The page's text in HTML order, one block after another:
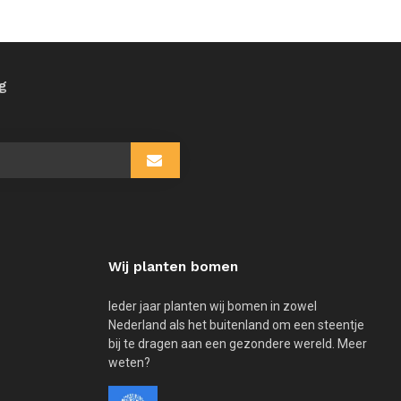
Wij planten bomen
Ieder jaar planten wij bomen in zowel
Nederland als het buitenland om een steentje
bij te dragen aan een gezondere wereld. Meer
weten?